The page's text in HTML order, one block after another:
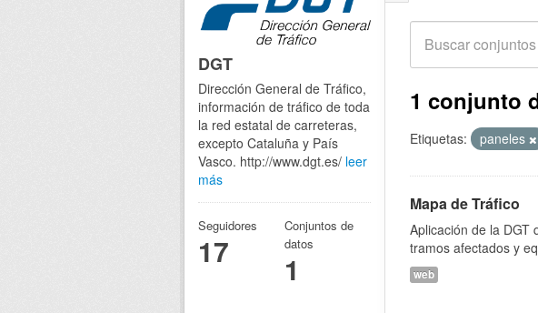
1 conjunto
Etiquetas: paneles
Mapa de Tráfico
Aplicación de la DGT
tramos afectados y
web
DGT
Dirección General de Tráfico,
información de tráfico de toda
la red estatal de carreteras,
excepto Cataluña y País
Vasco. http://www.dgt.es/ leer
más
Seguidores
17
Conjuntos de
datos
1